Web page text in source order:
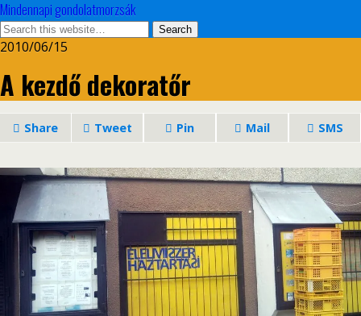
Mindennapi gondolatmorzsák
2010/06/15
A kezdő dekoratőr
Share Tweet Pin Mail SMS